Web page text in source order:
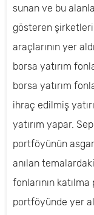
sunan ve bu
gösteren
araçlarının yer
borsa yatırım
borsa yatırım
ihraç edilmiş
yatırım yapar.
portföyünün
anılan
fonlarının
portföyünde yer